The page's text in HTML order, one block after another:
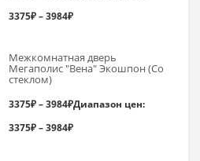
3375₽ – 3984₽
Межкомнатная дверь
Мегаполис "Вена" Экошпон (Со
стеклом)
3375₽–3984₽Диапазон цен:
3375₽ – 3984₽